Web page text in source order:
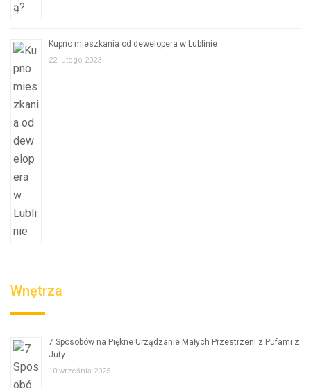
Kupno mieszkania od dewelopera w Lublinie
22 lutego 2023
Wnętrza
7 Sposobów na Piękne Urządzanie Małych Przestrzeni z Pufami z
Juty
10 września 2025